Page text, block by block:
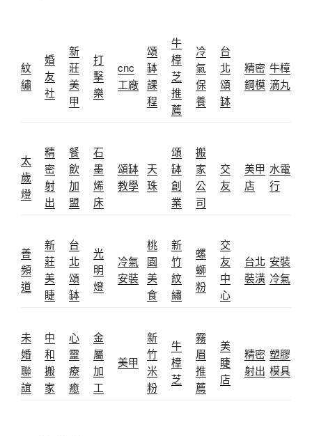
紋
繡
婚
友
社
新
莊
美
甲
打
擊
樂
cnc
工廠
頌
缽
課
程
牛
樟
芝
推
薦
冷
氣
保
養
台
北
頌
缽
精密
鋼模
牛樟
滴丸
太
歲
燈
精
密
射
出
餐
飲
加
盟
石
墨
烯
床
頌缽
教學
天
珠
頌
缽
創
業
搬
家
公
司
交
友
美甲
店
水電
行
善
頻
道
新
莊
美
睫
台
北
頌
缽
光
明
燈
冷氣
安裝
桃
園
美
食
新
竹
紋
繡
螺
螄
粉
交
友
中
心
台北
裝潢
安裝
冷氣
未
婚
聯
誼
中
和
搬
家
心
靈
療
癒
金
屬
加
工
美甲
新
竹
米
粉
牛
樟
芝
霧
眉
推
薦
美
睫
店
精密
射出
塑膠
模具